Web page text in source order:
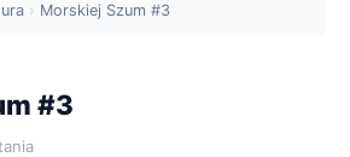
› Morskiej Szum #3
#3